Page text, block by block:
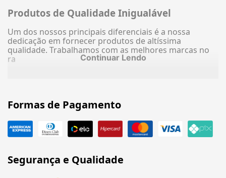
Produtos de Qualidade Inigualável
Um dos nossos principais diferenciais é a nossa
dedicação em fornecer produtos de altíssima
qualidade. Trabalhamos com as melhores marcas no
ra
Continuar Lendo
Formas de Pagamento
Segurança e Qualidade